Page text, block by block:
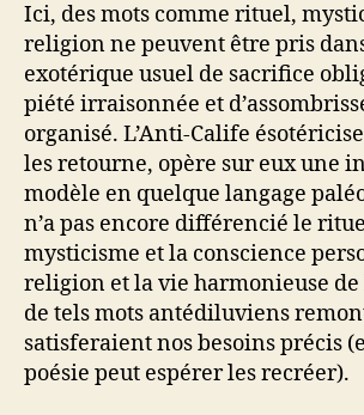
Ici, des mots comme rituel,
religion ne peuvent être pris
exotérique usuel de sacrifice
piété irraisonnée et
organisé. L’Anti-Calife
les retourne, opère sur eux une
modèle en quelque langage
n’a pas encore différencié le
mysticisme et la conscience
religion et la vie harmonieuse
de tels mots antédiluviens
satisferaient nos besoins précis
poésie peut espérer les recréer).